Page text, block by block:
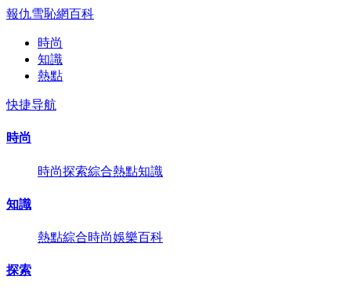
報仇雪恥網百科
時尚
知識
熱點
快捷导航
時尚
時尚探索綜合熱點知識
知識
熱點綜合時尚娛樂百科
探索